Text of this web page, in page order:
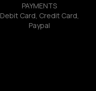
PAYMENTS
Debit Card, Credit Card,
Paypal